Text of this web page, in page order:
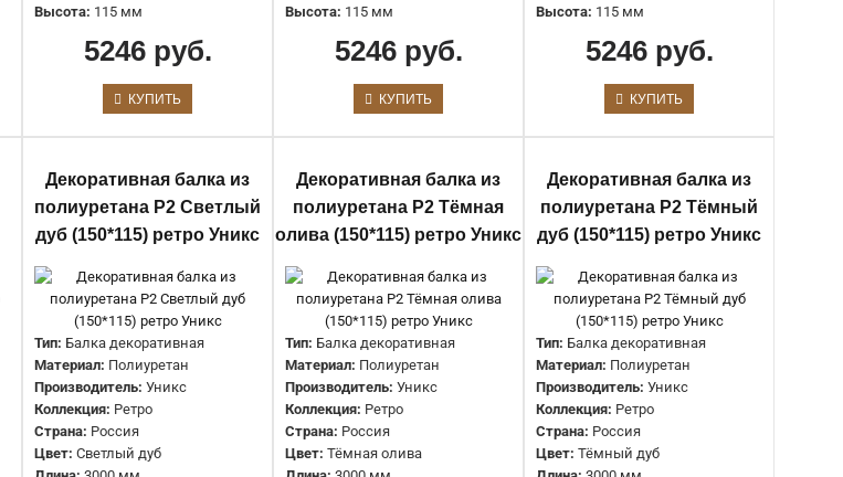
3973 руб.
Страна:
Длина: 3000 мм
Высота:
Декоративная балка из
полиуретана Р1 Тёмная олива
(100*75) ретро Уникс
3973 руб.
Тип: Балка декоративная
Материал: Полиуретан
Коллекция: Ретро
Цвет: Тёмная олива
Длина: 3000 мм
Ширина: 100 мм
Высота: 75 мм
Декоративная балка из
полиуретана Р1 Тёмный дуб
Тип:
Балка декоративная
Материал:
Производитель:
Высота: 115 мм
5246 руб.
КУПИТЬ
Высота: 115 мм
5246 руб.
КУПИТЬ
Высота: 115 мм
5246 руб.
КУПИТЬ
Декоративная балка из
полиуретана Р2 Светлый
дуб (150*115) ретро Уникс
Тип: Балка декоративная
Материал: Полиуретан
Производитель: Уникс
Коллекция: Ретро
Страна: Россия
Цвет: Светлый дуб
Декоративная балка из
полиуретана Р2 Тёмная
олива (150*115) ретро Уникс
Тип: Балка декоративная
Материал: Полиуретан
Производитель: Уникс
Коллекция: Ретро
Страна: Россия
Цвет: Тёмная олива
Декоративная балка из
полиуретана Р2 Тёмный
дуб (150*115) ретро Уникс
Тип: Балка декоративная
Материал: Полиуретан
Производитель: Уникс
Коллекция: Ретро
Страна: Россия
Цвет: Тёмный дуб